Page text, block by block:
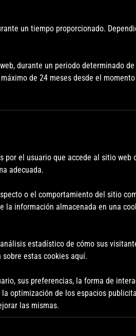
un tiempo proporcionado.
durante un periodo determinado
de 24 meses desde el
el usuario que accede al sitio web
adecuada.
o el comportamiento del sitio
información almacenada en una
estadístico de cómo sus
estas cookies aquí.
sus preferencias, la forma de
optimización de los espacios
las mismas.